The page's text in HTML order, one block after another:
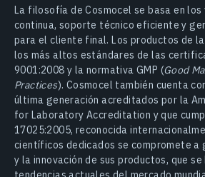
La filosofía de Cosmocel se basa en
continua, soporte técnico eficiente y
para el cliente final. Los productos de
los más altos estándares de las
9001:2008 y la normativa GMP (Good
Practices). Cosmocel también cuenta
última generación acreditados por la
for Laboratory Accreditation y que
17025:2005, reconocida
científicos dedicados se compromete a
y la innovación de sus productos, que se